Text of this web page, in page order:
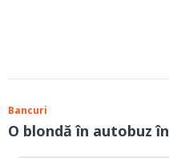
Bancuri
O blondă în autobuz